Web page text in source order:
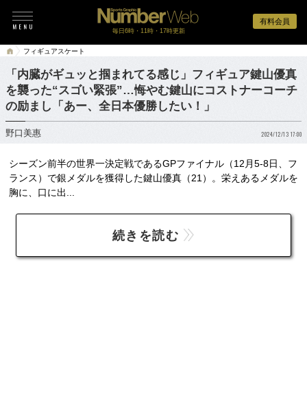
有料会員
毎日6時・11時・17時更新
フィギュアスケート
「内臓がギュッと掴まれてる感じ」フィギュア鍵山優真
を襲った“スゴい緊張”…悔やむ鍵山にコストナーコーチ
の励まし「あー、全日本優勝したい！」
野口美惠 2024/12/13 17:00
シーズン前半の世界一決定戦であるGPファイナル（12月5-8日、フ
ランス）で銀メダルを獲得した鍵山優真（21）。栄えあるメダルを
胸に、口に出...
続きを読む